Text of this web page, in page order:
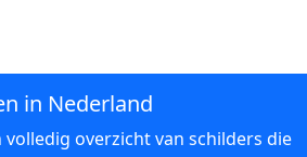
in Nederland
volledig overzicht van schilders die